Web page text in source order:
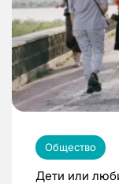
Общество
Дети или